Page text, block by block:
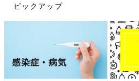
ピックアップ